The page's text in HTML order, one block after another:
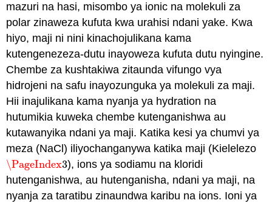
mazuri na hasi, misombo ya ionic na molekuli za
polar zinaweza kufuta kwa urahisi ndani yake. Kwa
hiyo, maji ni nini kinachojulikana kama
kutengenezeza-dutu inayoweza kufuta dutu nyingine.
Chembe za kushtakiwa zitaunda vifungo vya
hidrojeni na safu inayozunguka ya molekuli za maji.
Hii inajulikana kama nyanja ya hydration na
hutumikia kuweka chembe kutenganishwa au
kutawanyika ndani ya maji. Katika kesi ya chumvi ya
meza (NaCl) iliyochanganywa katika maji (Kielelezo
\PageIndex3
\PageIndex3), ions ya sodiamu na kloridi
hutenganishwa, au hutenganisha, ndani ya maji, na
nyanja za taratibu zinaundwa karibu na ions. Ioni ya